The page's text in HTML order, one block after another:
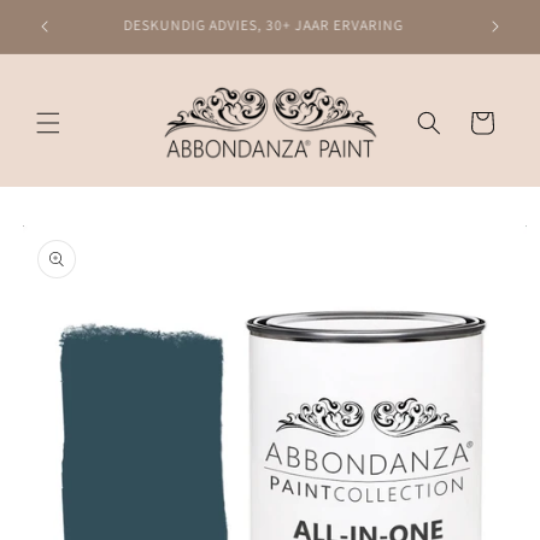
naar de
DESKUNDIG ADVIES, 30+ JAAR ERVARING
Winkelwagen
direct naar